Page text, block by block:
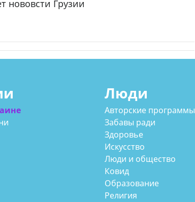
нововсти Грузии
Люди
Авторские программы
Забавы ради
Здоровье
Искусство
Люди и общество
Ковид
Образование
Религия